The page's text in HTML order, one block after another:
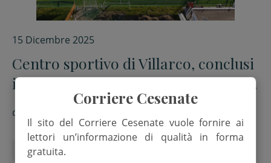
15 Dicembre 2025
Centro sportivo di Villarco, conclusi
i lavori di rifacimento del campo da
di
calcio
Corriere Cesenate
Il sito del Corriere Cesenate vuole fornire ai
lettori un’informazione di qualità in forma
gratuita.